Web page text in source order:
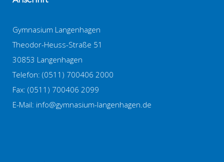
Gymnasium Langenhagen
Theodor-Heuss-Straße 51
30853 Langenhagen
Telefon: (0511) 700406 2000
Fax: (0511) 700406 2099
E-Mail: info@gymnasium-langenhagen.de